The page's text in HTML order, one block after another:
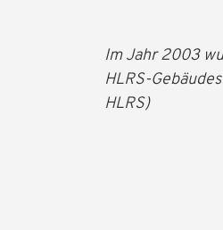
Im Jahr 2003
HLRS-
HLRS)